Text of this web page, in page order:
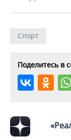
ФИГУРНОЕ
ВОДНЫЕ
ХОККЕЙ С
МЕДИЦИНА
ОБРАЗОВАНИЕ
Спорт
Поделитесь в